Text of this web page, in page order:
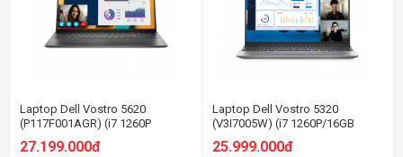
Laptop Dell Vostro 5620
(P117F001AGR) (i7 1260P
16GB/512GB
SSD/16.0FHD+/Win11/Office
27.199.000đ
Laptop Dell Vostro 5320
(V3I7005W) (i7 1260P/16GB
RAM/512GB SSD/13.3 inch
FHD+/Win11/OfficeHS21/Xám/
25.999.000đ